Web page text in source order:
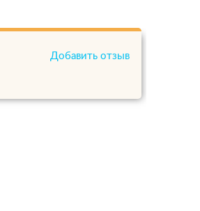
Добавить отзыв